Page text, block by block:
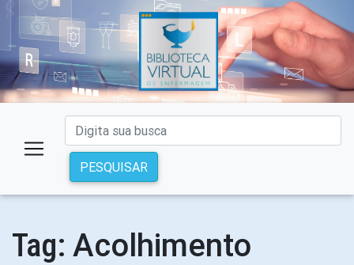
PESQUISAR
Tag: Acolhimento